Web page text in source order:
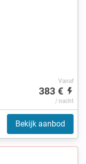
Vanaf
383 €
/ nacht
Bekijk aanbod